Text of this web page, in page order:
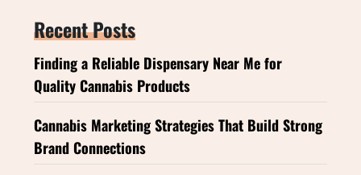
Recent Posts
Finding a Reliable Dispensary Near Me for
Quality Cannabis Products
Cannabis Marketing Strategies That Build Strong
Brand Connections